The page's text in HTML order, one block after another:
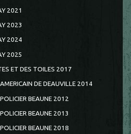
2021
2023
2024
2025
ET DES TOILES 2017
DE DEAUVILLE 2014
BEAUNE 2012
BEAUNE 2013
BEAUNE 2018